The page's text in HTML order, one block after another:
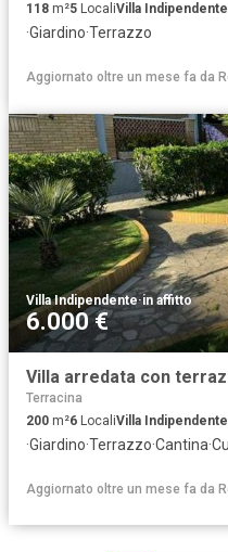
118 m²5 LocaliVilla Indipendente
·Giardino·Terrazzo
Aggiornato oltre un mese fa da
Villa Indipendente·in affitto
6.000 €
Villa arredata con
Terracina
200 m²6 LocaliVilla Indipendente
·Giardino·Terrazzo·Cantina·
Aggiornato oltre un mese fa da